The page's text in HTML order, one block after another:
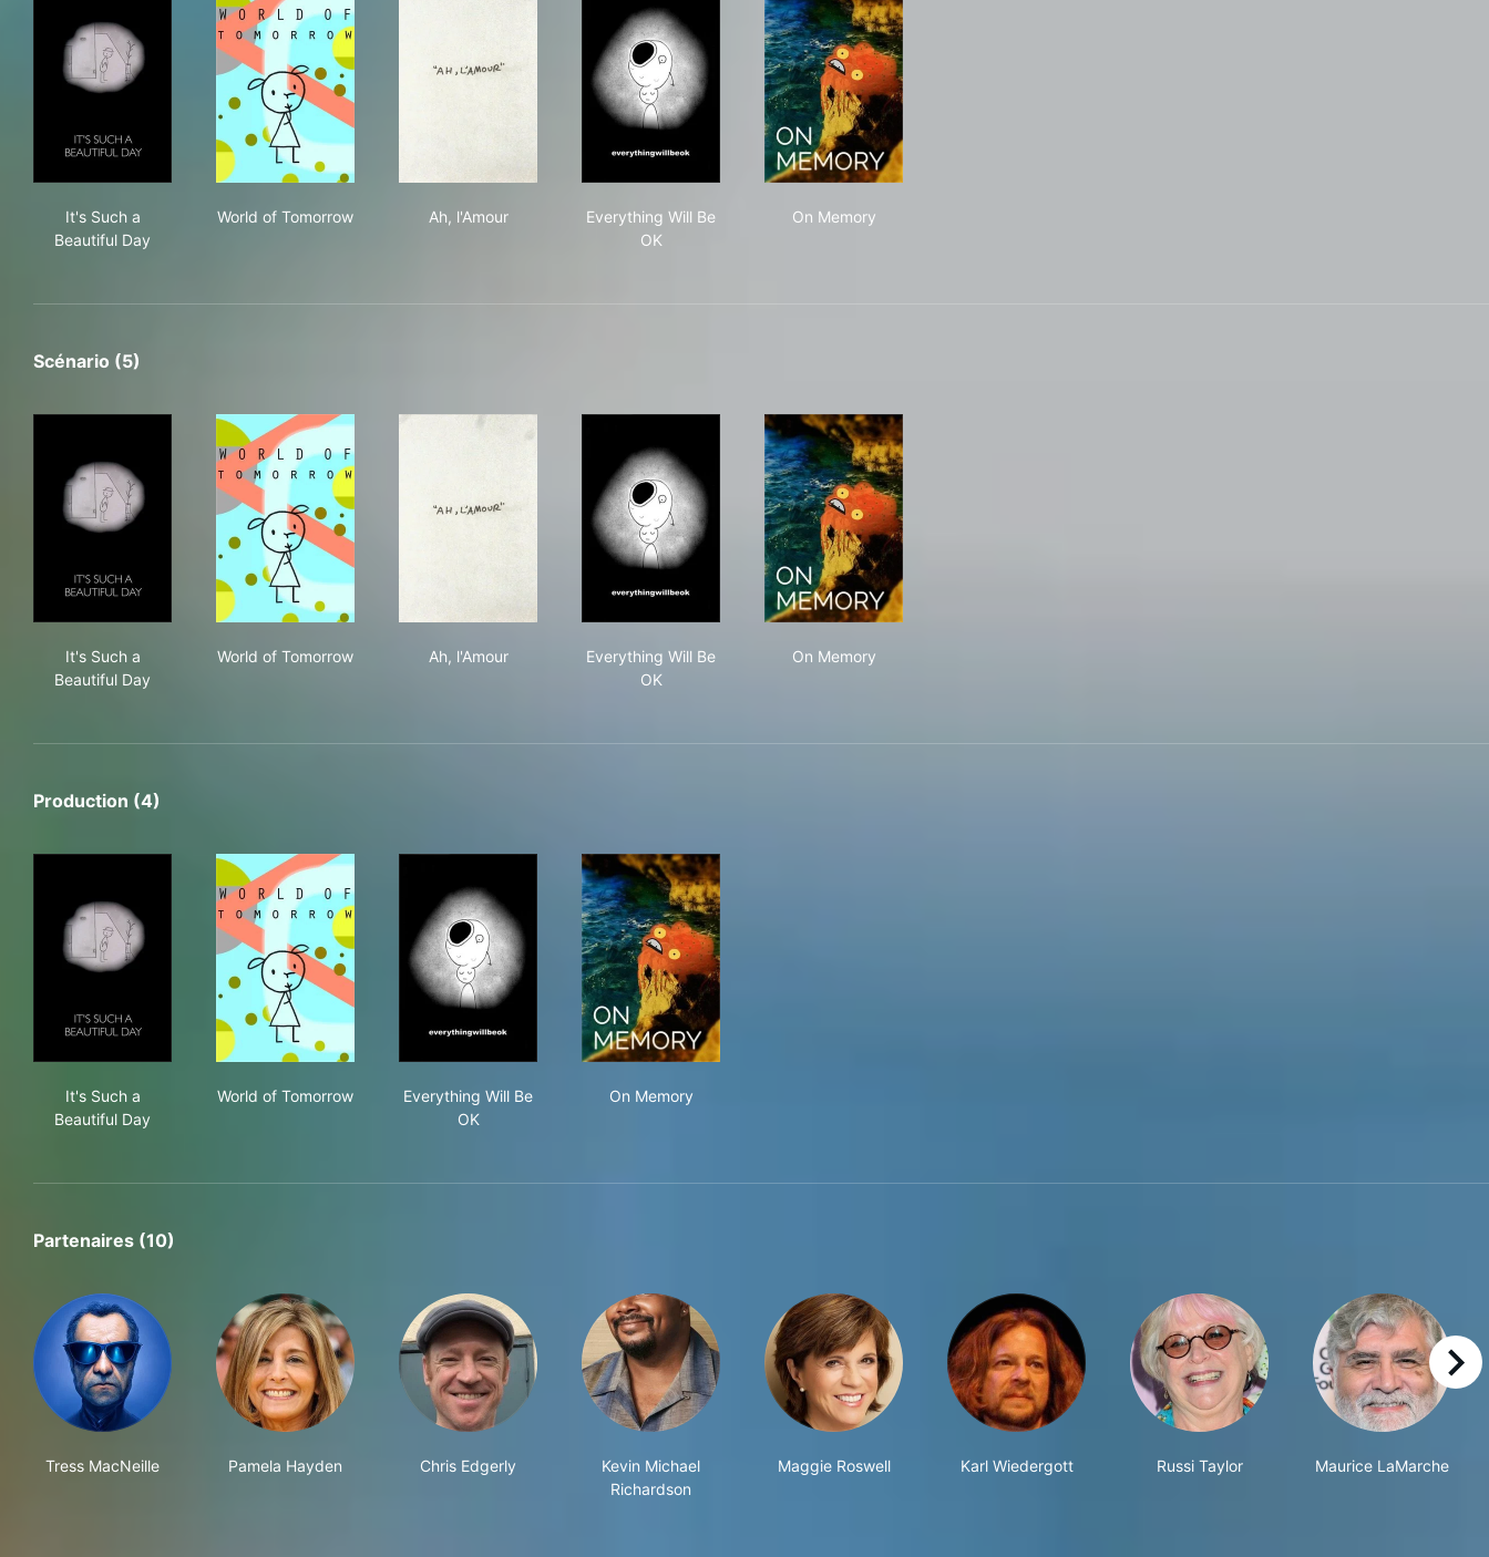
It's Such a
Beautiful Day
World of Tomorrow
Ah, l'Amour
Everything Will Be
OK
On Memory
Scénario (5)
It's Such a
Beautiful Day
World of Tomorrow
Ah, l'Amour
Everything Will Be
OK
On Memory
Production (4)
It's Such a
Beautiful Day
World of Tomorrow
Everything Will Be
OK
On Memory
Partenaires (10)
Tress MacNeille Pamela Hayden Chris Edgerly
Kevin Michael
Richardson
Maggie Roswell Karl Wiedergott Russi Taylor Maurice LaMarche
right